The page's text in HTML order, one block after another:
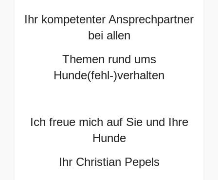
Ihr kompetenter Ansprechpartner
bei allen
Themen rund ums
Hunde(fehl-)verhalten
Ich freue mich auf Sie und Ihre
Hunde
Ihr Christian Pepels